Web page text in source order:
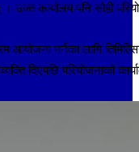
उक्त कार्यालय पनि सोही
आयोजना गर्नका लागि
दिएपछि परियोजनाको